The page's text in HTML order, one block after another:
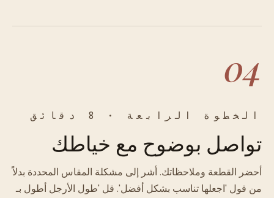
04
الخطوة الرابعة · 8 دقائق
تواصل بوضوح مع خياطك
أحضر القطعة وملاحظاتك. أشر إلى مشكلة المقاس المحددة بدلاً
من قول 'اجعلها تناسب بشكل أفضل'. قل 'طول الأرجل أطول بـ